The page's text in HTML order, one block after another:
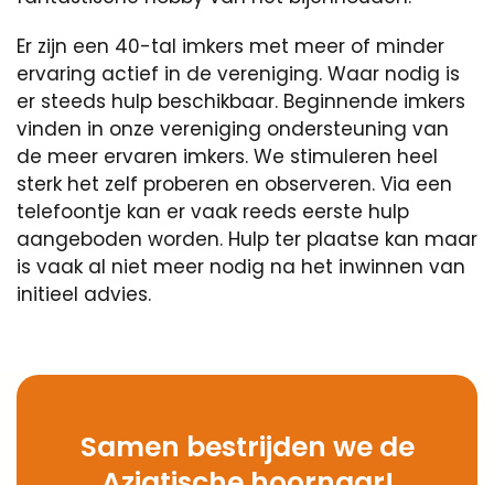
Er zijn een 40-tal imkers met meer of minder
ervaring actief in de vereniging. Waar nodig is
er steeds hulp beschikbaar. Beginnende imkers
vinden in onze vereniging ondersteuning van
de meer ervaren imkers. We stimuleren heel
sterk het zelf proberen en observeren. Via een
telefoontje kan er vaak reeds eerste hulp
aangeboden worden. Hulp ter plaatse kan maar
is vaak al niet meer nodig na het inwinnen van
initieel advies.
Aziatische hoornaar!